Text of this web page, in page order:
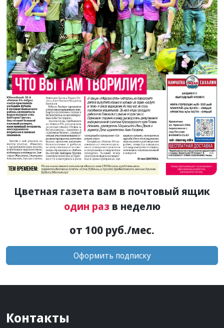
Цветная газета вам в почтовый ящик
один разв неделю
от 100 руб./мес.
Оформить подписку
Контакты